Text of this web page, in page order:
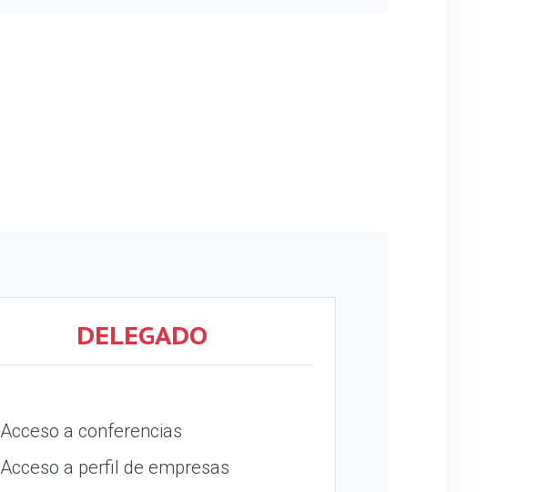
DELEGADO
Acceso a conferencias
Acceso a perfil de empresas